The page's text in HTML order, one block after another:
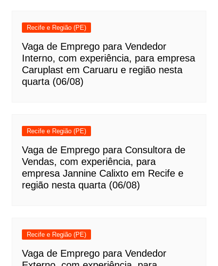
Recife e Região (PE)
Vaga de Emprego para Vendedor
Interno, com experiência, para empresa
Caruplast em Caruaru e região nesta
quarta (06/08)
Recife e Região (PE)
Vaga de Emprego para Consultora de
Vendas, com experiência, para
empresa Jannine Calixto em Recife e
região nesta quarta (06/08)
Recife e Região (PE)
Vaga de Emprego para Vendedor